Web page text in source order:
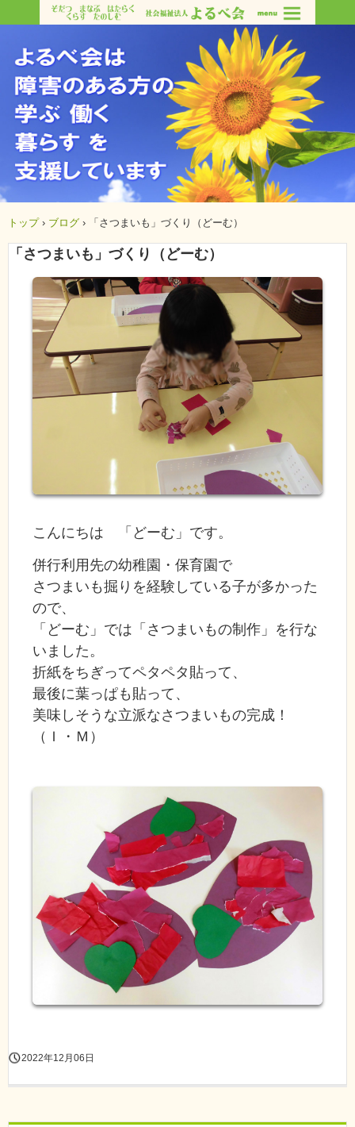
トップ › ブログ › 「さつまいも」づくり（どーむ）
「さつまいも」づくり（どーむ）
こんにちは 「どーむ」です。
併行利用先の幼稚園・保育園で
さつまいも掘りを経験している子が多かった
ので、
「どーむ」では「さつまいもの制作」を行な
いました。
折紙をちぎってペタペタ貼って、
最後に葉っぱも貼って、
美味しそうな立派なさつまいもの完成！
（Ｉ・Ｍ）
2022年12月06日